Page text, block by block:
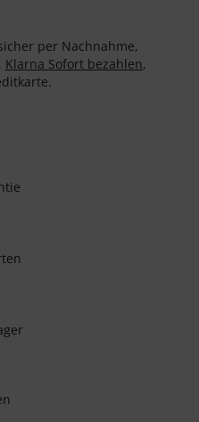
per Nachnahme,
Klarna Sofort bezahlen,